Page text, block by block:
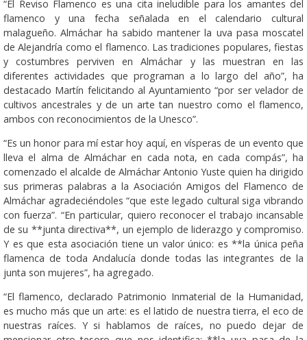
“El Reviso Flamenco es una cita ineludible para los amantes del
flamenco y una fecha señalada en el calendario cultural
malagueño. Almáchar ha sabido mantener la uva pasa moscatel
de Alejandría como el flamenco. Las tradiciones populares, fiestas
y costumbres perviven en Almáchar y las muestran en las
diferentes actividades que programan a lo largo del año”, ha
destacado Martín felicitando al Ayuntamiento “por ser velador de
cultivos ancestrales y de un arte tan nuestro como el flamenco,
ambos con reconocimientos de la Unesco”.
“Es un honor para mí estar hoy aquí, en vísperas de un evento que
lleva el alma de Almáchar en cada nota, en cada compás”, ha
comenzado el alcalde de Almáchar Antonio Yuste quien ha dirigido
sus primeras palabras a la Asociación Amigos del Flamenco de
Almáchar agradeciéndoles “que este legado cultural siga vibrando
con fuerza”. “En particular, quiero reconocer el trabajo incansable
de su **junta directiva**, un ejemplo de liderazgo y compromiso.
Y es que esta asociación tiene un valor único: es **la única peña
flamenca de toda Andalucía donde todas las integrantes de la
junta son mujeres”, ha agregado.
“El flamenco, declarado Patrimonio Inmaterial de la Humanidad,
es mucho más que un arte: es el latido de nuestra tierra, el eco de
nuestras raíces. Y si hablamos de raíces, no puedo dejar de